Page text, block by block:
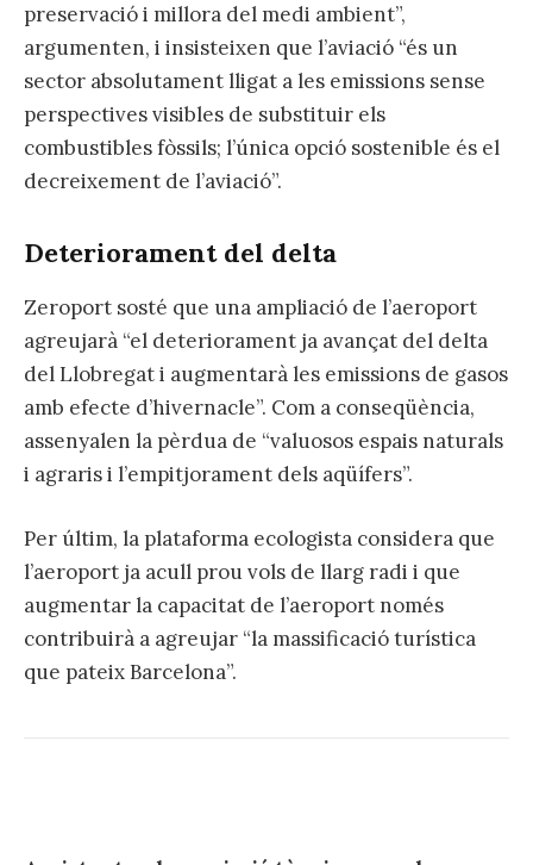
preservació i millora del medi ambient”,
argumenten, i insisteixen que l’aviació “és un
sector absolutament lligat a les emissions sense
perspectives visibles de substituir els
combustibles fòssils; l’única opció sostenible és el
decreixement de l’aviació”.
Deteriorament del delta
Zeroport sosté que una ampliació de l’aeroport
agreujarà “el deteriorament ja avançat del delta
del Llobregat i augmentarà les emissions de gasos
amb efecte d’hivernacle”. Com a conseqüència,
assenyalen la pèrdua de “valuosos espais naturals
i agraris i l’empitjorament dels aqüífers”.
Per últim, la plataforma ecologista considera que
l’aeroport ja acull prou vols de llarg radi i que
augmentar la capacitat de l’aeroport només
contribuirà a agreujar “la massificació turística
que pateix Barcelona”.